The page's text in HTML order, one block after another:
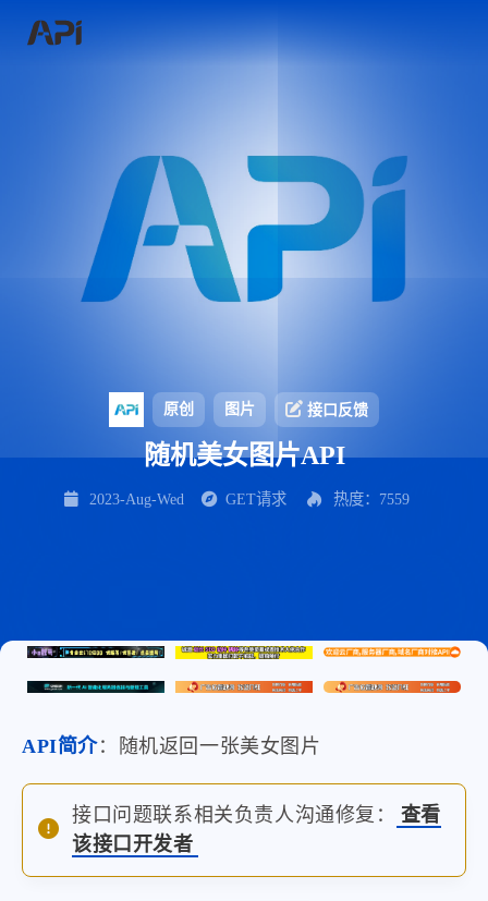
原创 图片 接口反馈
随机美女图片API
2023-Aug-Wed GET请求 热度：7559
API简介：随机返回一张美女图片
接口问题联系相关负责人沟通修复：
查看
该接口开发者